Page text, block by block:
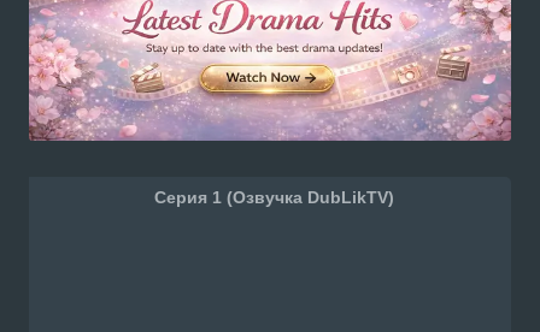
Серия 1 (Озвучка DubLikTV)